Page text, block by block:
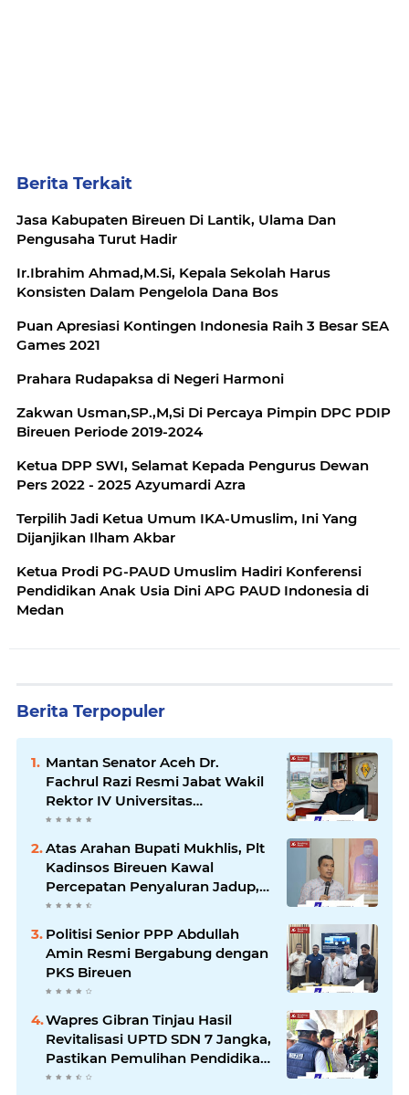
Berita Terkait
Jasa Kabupaten Bireuen Di Lantik, Ulama Dan
Pengusaha Turut Hadir
Ir.Ibrahim Ahmad,M.Si, Kepala Sekolah Harus
Konsisten Dalam Pengelola Dana Bos
Puan Apresiasi Kontingen Indonesia Raih 3 Besar SEA
Games 2021
Prahara Rudapaksa di Negeri Harmoni
Zakwan Usman,SP.,M,Si Di Percaya Pimpin DPC PDIP
Bireuen Periode 2019-2024
Ketua DPP SWI, Selamat Kepada Pengurus Dewan
Pers 2022 - 2025 Azyumardi Azra
Terpilih Jadi Ketua Umum IKA-Umuslim, Ini Yang
Dijanjikan Ilham Akbar
Ketua Prodi PG-PAUD Umuslim Hadiri Konferensi
Pendidikan Anak Usia Dini APG PAUD Indonesia di
Medan
Berita Terpopuler
Mantan Senator Aceh Dr.
Fachrul Razi Resmi Jabat Wakil
Rektor IV Universitas
Kartamulia Purwakarta
Atas Arahan Bupati Mukhlis, Plt
Kadinsos Bireuen Kawal
Percepatan Penyaluran Jadup,
Intens Berkoordinasi dengan
Politisi Senior PPP Abdullah
Amin Resmi Bergabung dengan
PKS Bireuen
Wapres Gibran Tinjau Hasil
Revitalisasi UPTD SDN 7 Jangka,
Pastikan Pemulihan Pendidikan
Pascabencana Berjalan Optimal